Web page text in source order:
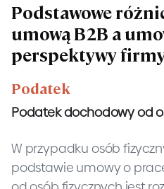
Podstawowe
umową B2B a
perspektywy
Podatek
Podatek dochodowy od
W przypadku osób
podstawie umowy o